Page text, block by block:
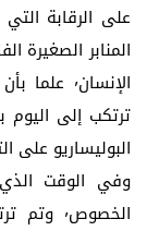
على الرقابة
المنابر الصغيرة
ترتكب إلى
البوليساريو على
وفي الوقت